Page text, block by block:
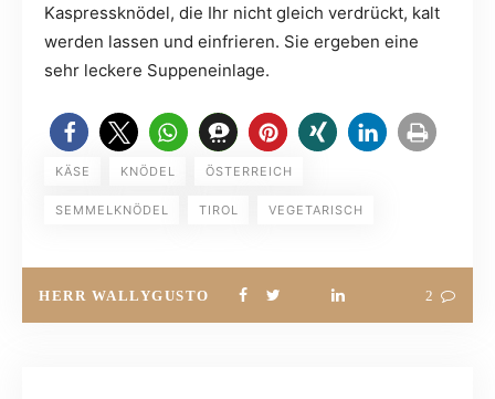
Kaspressknödel, die Ihr nicht gleich verdrückt, kalt
werden lassen und einfrieren. Sie ergeben eine
sehr leckere Suppeneinlage.
KÄSE KNÖDEL ÖSTERREICH
SEMMELKNÖDEL TIROL VEGETARISCH
HERR WALLYGUSTO 2